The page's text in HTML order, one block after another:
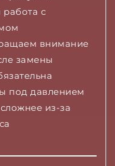
работа с
внимание
замены
под давлением
из-за